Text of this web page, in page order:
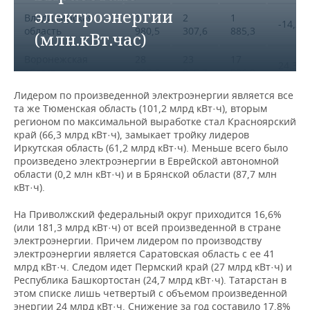
Ленинградская
область
7
516,4
553,99
581,12
область
626,28
626,47
626,38
Новгородская
область
460,49 458,6 454,7
Псковская
область
453,11 454 452,43
Город Санкт-
Петербург город
федерального
значения
668,62
619,17
782,31
Южный
федеральный
округ
20
148,8
19
190,4
18
196,7
Республика
электроэнергии
(млн.кВт.час)
Владимирская
область
1
980,5
2
307,6
1
885,3
-14,2%
область
665,6
065,7
586,0
Ивановская
область
1
463,5
1
396,4
1
290,8
Калужская
область
258,9 304,8 271,9 -15,1%
Костромская
Курская область
27
714,1
25
130,2
26
007,1
10,3%
Липецкая область
5
654,4
5
645,2
5
439,6
0,2%
Лидером по произведенной электроэнергии является все
та же Тюменская область (101,2 млрд кВт·ч), вторым
регионом по максимальной выработке стал Красноярский
край (66,3 млрд кВт·ч), замыкает тройку лидеров
Иркутская область (61,2 млрд кВт·ч). Меньше всего было
произведено электроэнергии в Еврейской автономной
области (0,2 млн кВт·ч) и в Брянской области (87,7 млн
кВт·ч).
На Приволжский федеральный округ приходится 16,6%
(или 181,3 млрд кВт·ч) от всей произведенной в стране
электроэнергии. Причем лидером по производству
электроэнергии является Саратовская область с ее 41
млрд кВт·ч. Следом идет Пермский край (27 млрд кВт·ч) и
Республика Башкортостан (24,7 млрд кВт·ч). Татарстан в
этом списке лишь четвертый с объемом произведенной
энергии 24 млрд кВт·ч. Снижение за год составило 17,8%